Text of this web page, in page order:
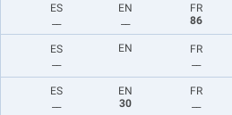
FR
86
EN
ES
FR
EN
ES
FR
EN
30
ES